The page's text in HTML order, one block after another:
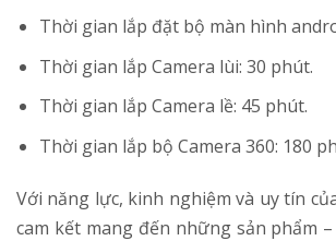
Thời gian lắp đặt bộ màn hình
Thời gian lắp Camera lùi: 30 phút.
Thời gian lắp Camera lề: 45 phút.
Thời gian lắp bộ Camera 360: 180
Với năng lực, kinh nghiệm và uy tín
cam kết mang đến những sản phẩm